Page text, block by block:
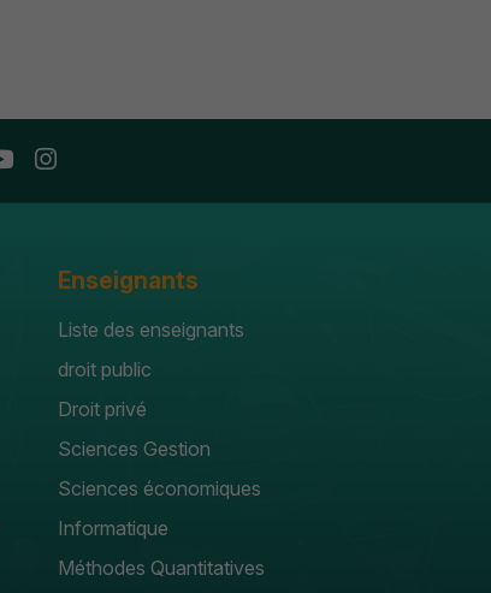
Enseignants
Liste des enseignants
droit public
Droit privé
Sciences Gestion
Sciences économiques
Informatique
Méthodes Quantitatives